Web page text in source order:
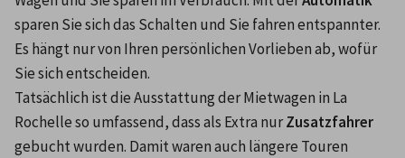
sparen Sie sich das Schalten und Sie fahren entspannter.
Es hängt nur von Ihren persönlichen Vorlieben ab, wofür
Sie sich entscheiden.
Tatsächlich ist die Ausstattung der Mietwagen in La
Rochelle so umfassend, dass als Extra nur Zusatzfahrer
gebucht wurden. Damit waren auch längere Touren